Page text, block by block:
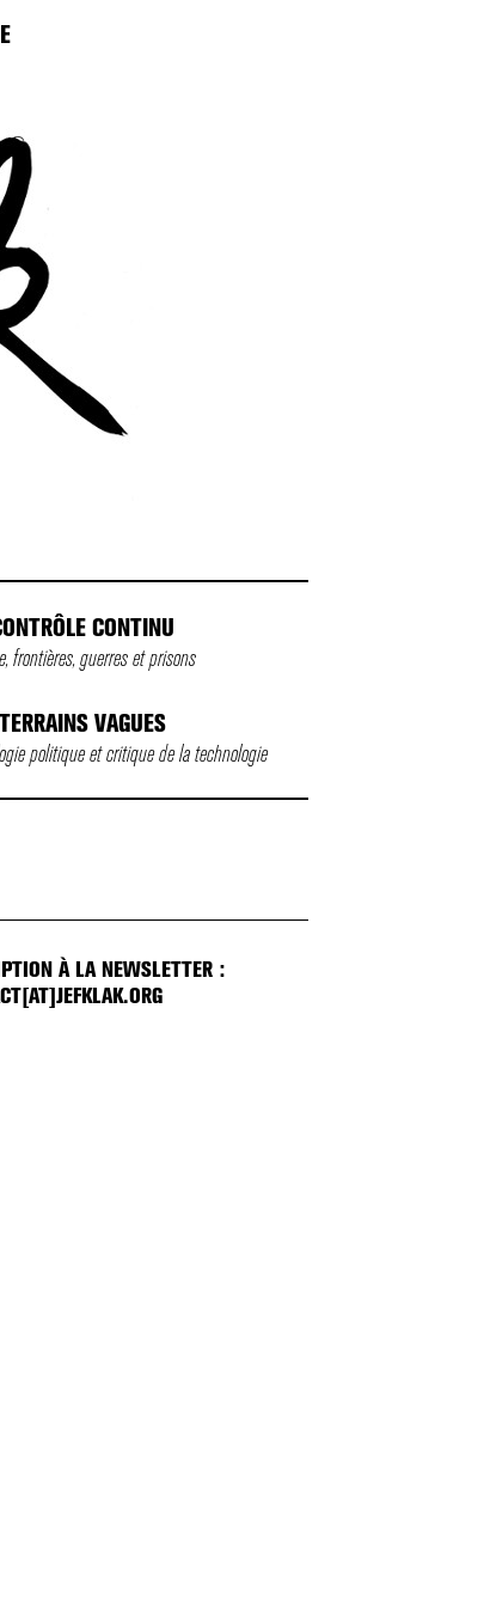
CONTINU
frontières, guerres et prisons
TERRAINS VAGUES
politique et critique de la technologie
À LA NEWSLETTER :